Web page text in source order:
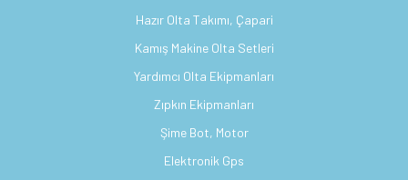
Hazır Olta Takımı, Çapari
Kamış Makine Olta Setleri
Yardımcı Olta Ekipmanları
Zıpkın Ekipmanları
Şime Bot, Motor
Elektronik Gps